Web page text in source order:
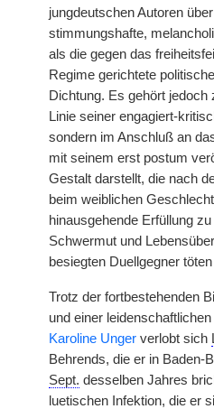
jungdeutschen Autoren über
stimmungshafte,
als die gegen das
Regime gerichtete
Dichtung. Es gehört jedoch
Linie seiner engagiert-
sondern im Anschluß an
mit seinem erst postum
Gestalt darstellt, die nach
beim weiblichen
hinausgehende Erfüllung
Schwermut und
besiegten Duellgegner
Trotz der fortbestehenden
und einer
Karoline Unger verlobt sich
Behrends, die er in Baden-
Sept. desselben Jahres
luetischen Infektion, die er